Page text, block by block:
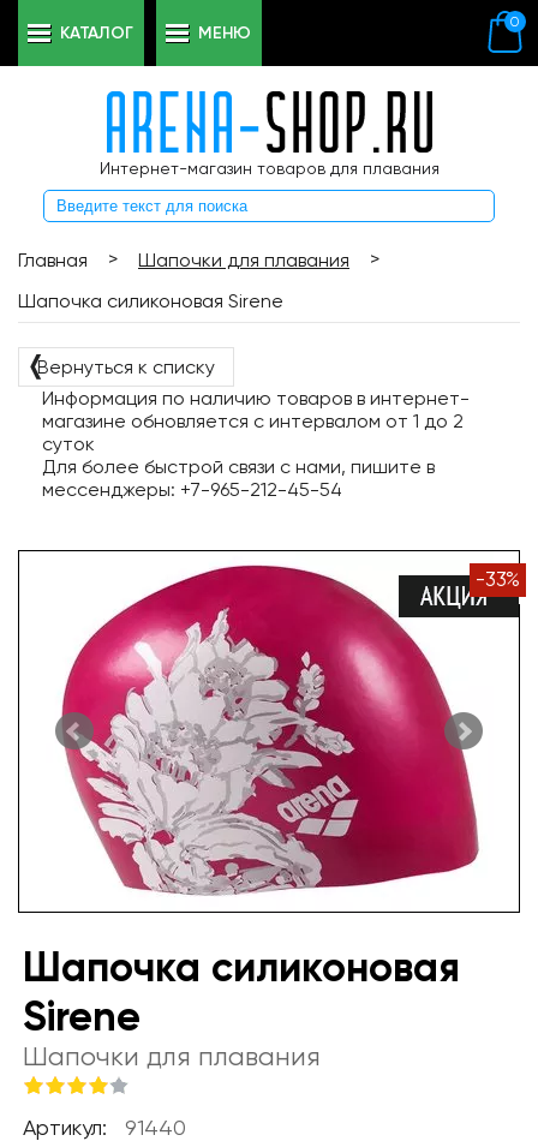
Интернет-магазин товаров для плавания
0
КАТАЛОГ МЕНЮ
Главная > Шапочки для плавания
>
Шапочка силиконовая Sirene
❬Вернуться к списку
Информация по наличию товаров в интернет-
магазине обновляется с интервалом от 1 до 2
суток
Для более быстрой связи с нами, пишите в
мессенджеры: +7-965-212-45-54
-33%
Шапочка силиконовая
Sirene
Шапочки для плавания
Артикул: 91440